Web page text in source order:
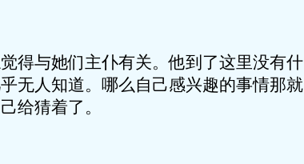
得与她们主仆有关。他到了这里没有什
无人知道。哪么自己感兴趣的事情那就
给猜着了。